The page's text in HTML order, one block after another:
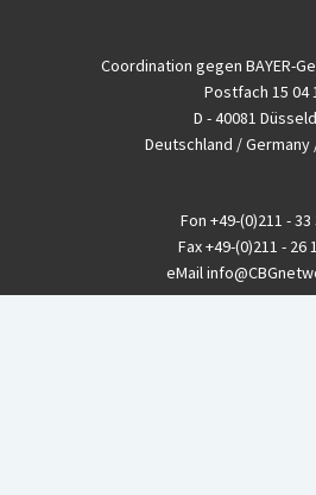
Coordination gegen BAYER-
Postfach 15 04
D - 40081
Deutschland / Germany
Fon +49-(0)211 - 33
Fax+49-(0)211 - 26
eMail